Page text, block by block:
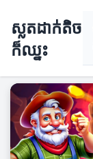
ស្លតដាក់តិច
ក៏ឈ្នះ